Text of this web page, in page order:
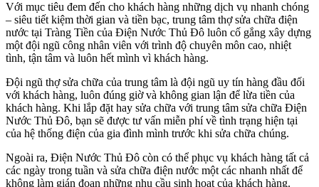
Với mục tiêu đem đến cho khách hàng những dịch vụ nhanh chóng
– siêu tiết kiệm thời gian và tiền bạc, trung tâm thợ sửa chữa điện
nước tại Tràng Tiền của Điện Nước Thủ Đô luôn cố gắng xây dựng
một đội ngũ công nhân viên với trình độ chuyên môn cao, nhiệt
tình, tận tâm và luôn hết mình vì khách hàng.
Đội ngũ thợ sửa chữa của trung tâm là đội ngũ uy tín hàng đầu đối
với khách hàng, luôn đúng giờ và không gian lận để lừa tiền của
khách hàng. Khi lắp đặt hay sửa chữa với trung tâm sửa chữa Điện
Nước Thủ Đô, bạn sẽ được tư vấn miễn phí về tình trạng hiện tại
của hệ thống điện của gia đình mình trước khi sửa chữa chúng.
Ngoài ra, Điện Nước Thủ Đô còn có thể phục vụ khách hàng tất cả
các ngày trong tuần và sửa chữa điện nước một các nhanh nhất để
không làm gián đoạn những nhu cầu sinh hoạt của khách hàng.